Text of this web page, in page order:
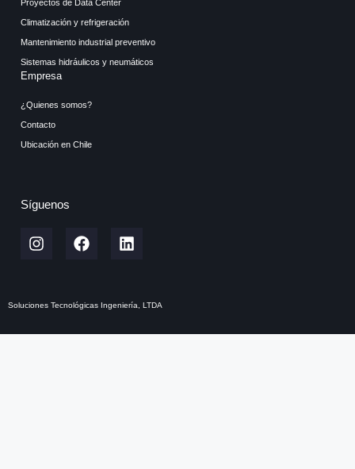
Proyectos de Data Center
Climatización y refrigeración
Mantenimiento industrial preventivo
Sistemas hidráulicos y neumáticos
Empresa
¿Quienes somos?
Contacto
Ubicación en Chile
Síguenos
Soluciones Tecnológicas Ingeniería, LTDA